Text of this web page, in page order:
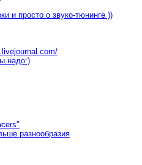
и просто о звуко-тюнинге ))
надо:)
разнообразия